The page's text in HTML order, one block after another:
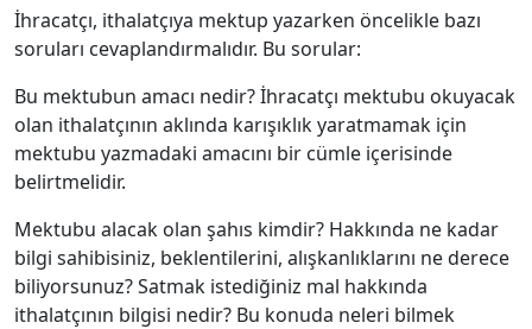
İhracatçı, ithalatçıya mektup yazarken öncelikle bazı
soruları cevaplandırmalıdır. Bu sorular:
Bu mektubun amacı nedir? İhracatçı mektubu okuyacak
olan ithalatçının aklında karışıklık yaratmamak için
mektubu yazmadaki amacını bir cümle içerisinde
belirtmelidir.
Mektubu alacak olan şahıs kimdir? Hakkında ne kadar
bilgi sahibisiniz, beklentilerini, alışkanlıklarını ne derece
biliyorsunuz? Satmak istediğiniz mal hakkında
ithalatçının bilgisi nedir? Bu konuda neleri bilmek